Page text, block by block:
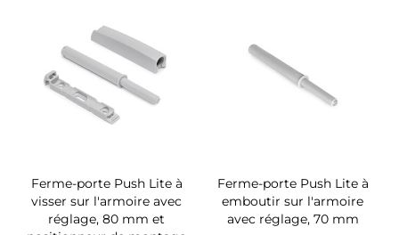
Ferme-porte Push Lite à
visser sur l'armoire avec
réglage, 80 mm et
Ferme-porte Push Lite à
emboutir sur l'armoire
avec réglage, 70 mm